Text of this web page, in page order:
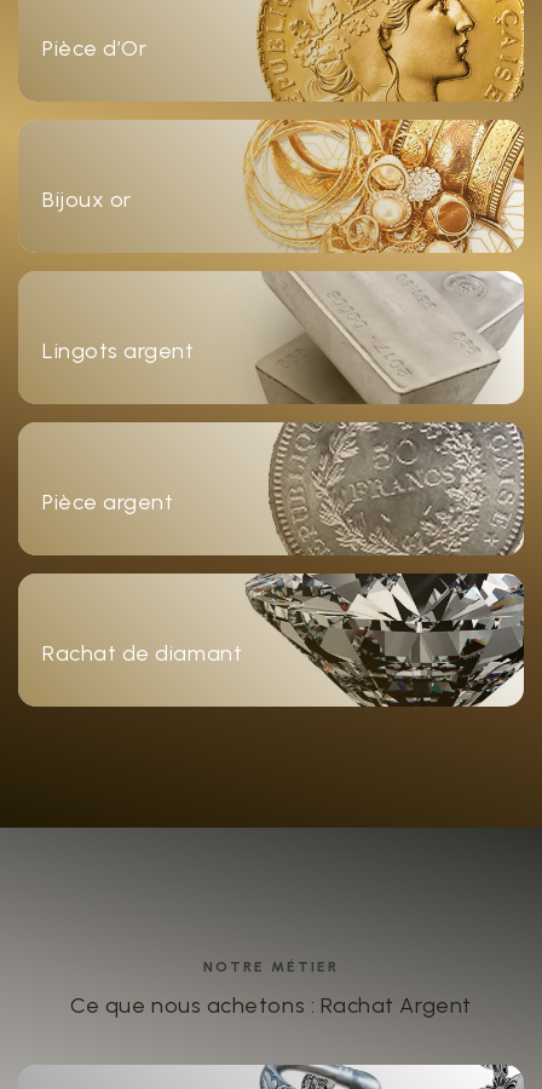
Pièce d’Or
Bijoux or
Lingots argent
Pièce argent
Rachat de diamant
NOTRE MÉTIER
Ce que nous achetons : Rachat Argent